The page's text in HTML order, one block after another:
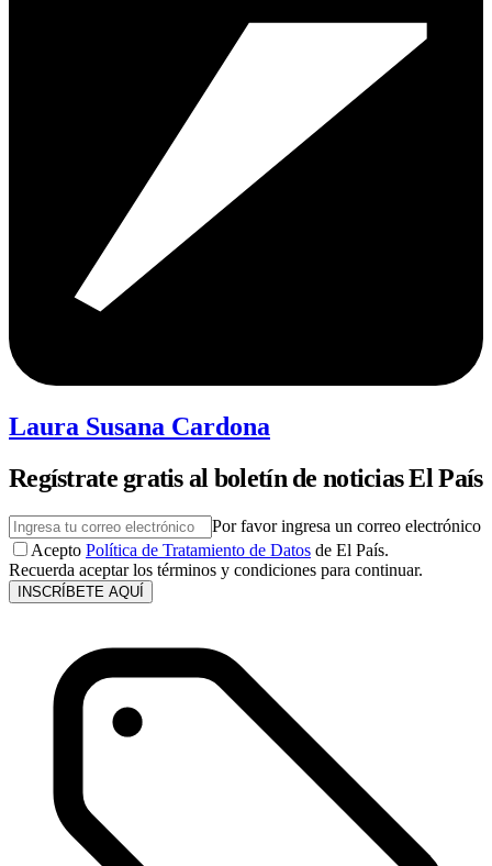
Laura Susana Cardona
Regístrate gratis al boletín de noticias El País
Por favor ingresa un correo electrónico
Acepto Política de Tratamiento de Datos de El País.
Recuerda aceptar los términos y condiciones para continuar.
INSCRÍBETE AQUÍ